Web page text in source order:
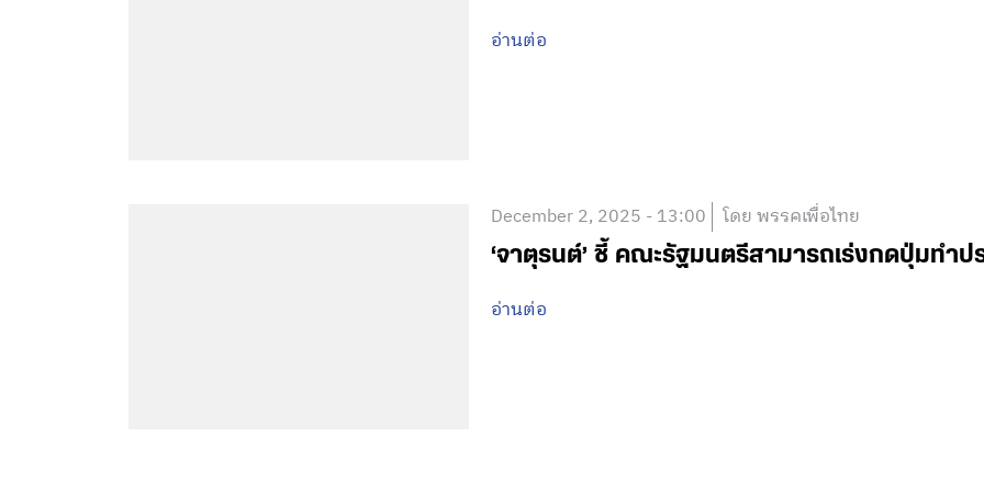
อ่านต่อ
December 2, 2025 - 13:00 โดย พรรคเพื่อไทย
‘จาตุรนต์’ ชี้ คณะรัฐมนตรีสามารถเร่งกดปุ่มทำป
อ่านต่อ